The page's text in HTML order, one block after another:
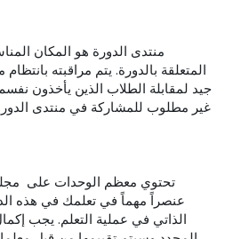
منتدى الدورة هو المكان
المتعلقة بالدورة. يتم مراقبته
جيد لمقابلة الطلاب الذين يأخذون
غير مطلوب للمشاركة في منتدى الدورة
تحتوي معظم الوحدات على مجلة
عنصراً مهماً في تعلمك في هذه
الذاتي في عملية التعلم. يجب